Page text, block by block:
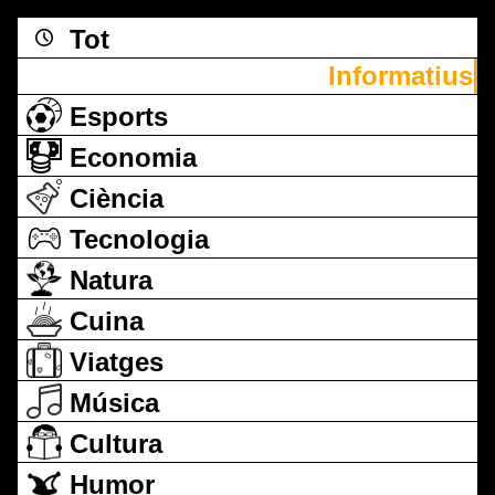
Tot
Informatius
Esports
Economia
Ciència
Tecnologia
Natura
Cuina
Viatges
Música
Cultura
Humor